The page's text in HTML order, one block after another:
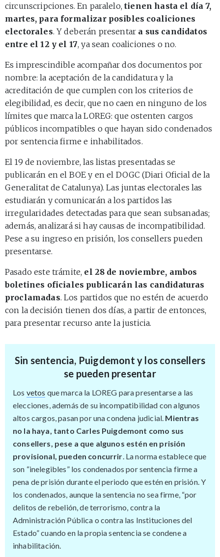
circunscripciones. En paralelo,tienen hasta el día 7,
martes, para formalizar posibles coaliciones
electorales. Y deberán presentar a sus candidatos
entre el 12 y el 17, ya sean coaliciones o no.
Es imprescindible acompañar dos documentos por
nombre: la aceptación de la candidatura y la
acreditación de que cumplen con los criterios de
elegibilidad, es decir, que no caen en ninguno de los
límites que marca la LOREG: que ostenten cargos
públicos incompatibles o que hayan sido condenados
por sentencia firme e inhabilitados.
El 19 de noviembre, las listas presentadas se
publicarán en el BOE y en el DOGC (Diari Oficial de la
Generalitat de Catalunya). Las juntas electorales las
estudiarán y comunicarán a los partidos las
irregularidades detectadas para que sean subsanadas;
además, analizará si hay causas de incompatibilidad.
Pese a su ingreso en prisión, los consellers pueden
presentarse.
Pasado este trámite, el 28 de noviembre, ambos
boletines oficiales publicarán las candidaturas
proclamadas. Los partidos que no estén de acuerdo
con la decisión tienen dos días, a partir de entonces,
para presentar recurso ante la justicia.
Sin sentencia, Puigdemont y los consellers
se pueden presentar
Los vetos que marca la LOREG para presentarse a las
elecciones, además de su incompatibilidad con algunos
altos cargos, pasan por una condena judicial. Mientras
no la haya, tanto Carles Puigdemont como sus
consellers, pese a que algunos estén en prisión
provisional, pueden concurrir . La norma establece que
son “inelegibles” los condenados por sentencia firme a
pena de prisión durante el periodo que estén en prisión. Y
los condenados, aunque la sentencia no sea firme, “por
delitos de rebelión, de terrorismo, contra la
Administración Pública o contra las Instituciones del
Estado” cuando en la propia sentencia se condene a
inhabilitación.